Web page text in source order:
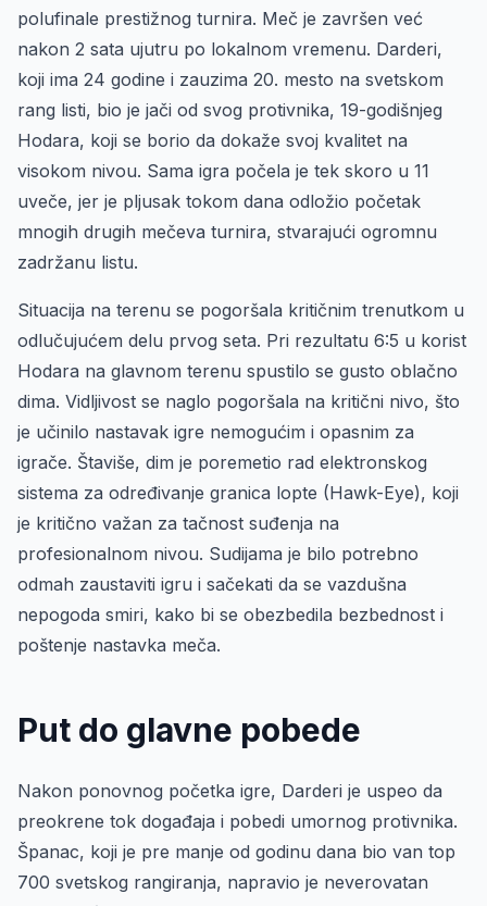
polufinale prestižnog turnira. Meč je završen već
nakon 2 sata ujutru po lokalnom vremenu. Darderi,
koji ima 24 godine i zauzima 20. mesto na svetskom
rang listi, bio je jači od svog protivnika, 19-godišnjeg
Hodara, koji se borio da dokaže svoj kvalitet na
visokom nivou. Sama igra počela je tek skoro u 11
uveče, jer je pljusak tokom dana odložio početak
mnogih drugih mečeva turnira, stvarajući ogromnu
zadržanu listu.
Situacija na terenu se pogoršala kritičnim trenutkom u
odlučujućem delu prvog seta. Pri rezultatu 6:5 u korist
Hodara na glavnom terenu spustilo se gusto oblačno
dima. Vidljivost se naglo pogoršala na kritični nivo, što
je učinilo nastavak igre nemogućim i opasnim za
igrače. Štaviše, dim je poremetio rad elektronskog
sistema za određivanje granica lopte (Hawk-Eye), koji
je kritično važan za tačnost suđenja na
profesionalnom nivou. Sudijama je bilo potrebno
odmah zaustaviti igru i sačekati da se vazdušna
nepogoda smiri, kako bi se obezbedila bezbednost i
poštenje nastavka meča.
Put do glavne pobede
Nakon ponovnog početka igre, Darderi je uspeo da
preokrene tok događaja i pobedi umornog protivnika.
Španac, koji je pre manje od godinu dana bio van top
700 svetskog rangiranja, napravio je neverovatan